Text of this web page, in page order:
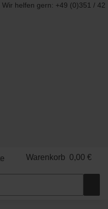
Wir helfen gern: +49 (0)351 / 42
Warenkorb 0,00 €